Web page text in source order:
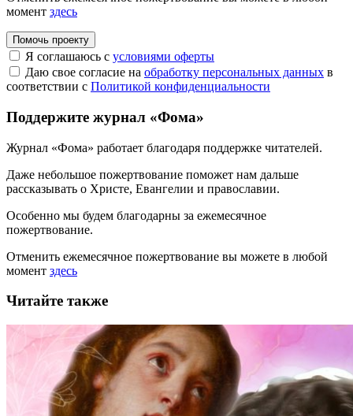
момент здесь
Помочь проекту
Я соглашаюсь с условиями оферты
Даю свое согласие на обработку персональных данных в
соответствии с Политикой конфиденциальности
Поддержите журнал «Фома»
Журнал «Фома» работает благодаря поддержке читателей.
Даже небольшое пожертвование поможет нам дальше
рассказывать о Христе, Евангелии и православии.
Особенно мы будем благодарны за ежемесячное
пожертвование.
Отменить ежемесячное пожертвование вы можете в любой
момент здесь
Читайте также